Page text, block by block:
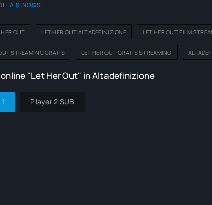
LA SINOSSI
OUT LET HER OUT ALTADEFINIZIONE LET HER OUT FILM
STREAMING GRATIS LET HER OUT GRATIS STREAMING
"Let Her Out" in Altadefinizione
Player 2 SUB